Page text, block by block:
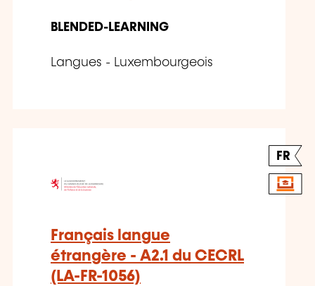
BLENDED-LEARNING
Langues - Luxembourgeois
FR
Français langue
étrangère - A2.1 du CECRL
(LA-FR-1056)